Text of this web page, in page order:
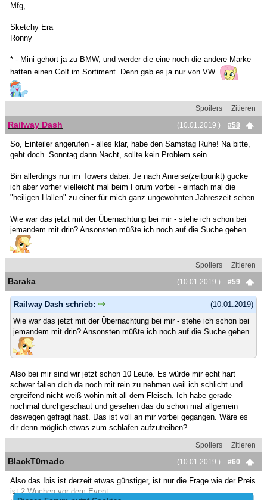
Mfg,
Sketchy Era
Ronny
* - Mini gehört ja zu BMW, und werder die eine noch die andere Marke
hatten einen Golf im Sortiment. Denn gab es ja nur von VW
Spoilers
Zitieren
(10.01.2019 )
#58
Railway Dash
So, Einteiler angerufen - alles klar, habe den Samstag Ruhe! Na bitte,
geht doch. Sonntag dann Nacht, sollte kein Problem sein.
Bin allerdings nur im Towers dabei. Je nach Anreise(zeitpunkt) gucke
ich aber vorher vielleicht mal beim Forum vorbei - einfach mal die
"heiligen Hallen" zu einer für mich ganz ungewohnten Jahreszeit sehen.
Wie war das jetzt mit der Übernachtung bei mir - stehe ich schon bei
jemandem mit drin? Ansonsten müßte ich noch auf die Suche gehen
Spoilers
Zitieren
(10.01.2019 )
#59
Baraka
(10.01.2019)
Railway Dash schrieb:
Wie war das jetzt mit der Übernachtung bei mir - stehe ich schon bei
jemandem mit drin? Ansonsten müßte ich noch auf die Suche gehen
Also bei mir sind wir jetzt schon 10 Leute. Es würde mir echt hart
schwer fallen dich da noch mit rein zu nehmen weil ich schlicht und
ergreifend nicht weiß wohin mit all dem Fleisch. Ich habe gerade
nochmal durchgeschaut und gesehen das du schon mal allgemein
deswegen gefragt hast. Das ist voll an mir vorbei gegangen. Wäre es
dir denn möglich etwas zum schlafen aufzutreiben?
Spoilers
Zitieren
(10.01.2019 )
#60
BlackT0rnado
Also das Ibis ist derzeit etwas günstiger, ist nur die Frage wie der Preis
ist 2 Wochen vor dem Event.